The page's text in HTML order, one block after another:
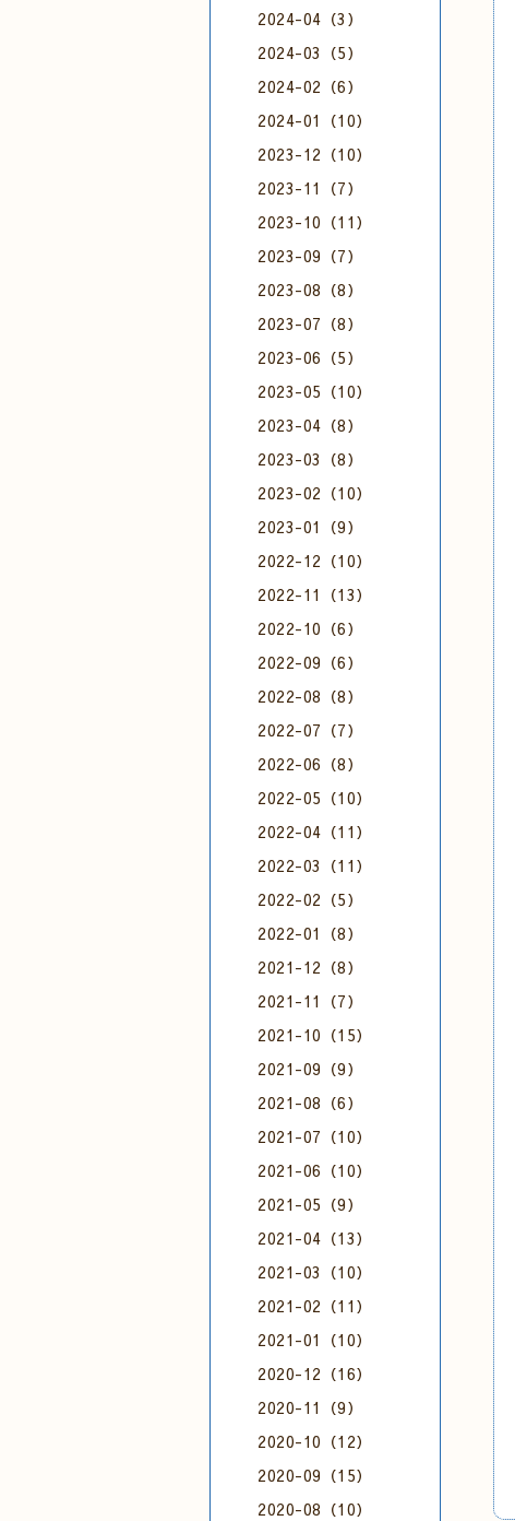
2024-04（3）
2024-03（5）
2024-02（6）
2024-01（10）
2023-12（10）
2023-11（7）
2023-10（11）
2023-09（7）
2023-08（8）
2023-07（8）
2023-06（5）
2023-05（10）
2023-04（8）
2023-03（8）
2023-02（10）
2023-01（9）
2022-12（10）
2022-11（13）
2022-10（6）
2022-09（6）
2022-08（8）
2022-07（7）
2022-06（8）
2022-05（10）
2022-04（11）
2022-03（11）
2022-02（5）
2022-01（8）
2021-12（8）
2021-11（7）
2021-10（15）
2021-09（9）
2021-08（6）
2021-07（10）
2021-06（10）
2021-05（9）
2021-04（13）
2021-03（10）
2021-02（11）
2021-01（10）
2020-12（16）
2020-11（9）
2020-10（12）
2020-09（15）
2020-08（10）